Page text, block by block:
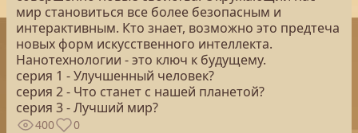
мир становиться все более безопасным и
интерактивным. Кто знает, возможно это предтеча
новых форм искусственного интеллекта.
Нанотехнологии - это ключ к будущему.
серия 1 - Улучшенный человек?
серия 2 - Что станет с нашей планетой?
серия 3 - Лучший мир?
400 0